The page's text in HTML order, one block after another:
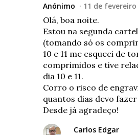
Anónimo 11 de fevereiro
Olá, boa noite.
Estou na segunda
(tomando só os
10 e 11 me esqueci de
comprimidos e tive
dia 10 e 11.
Corro o risco de
quantos dias devo
Desde já agradeço!
Carlos Edgar